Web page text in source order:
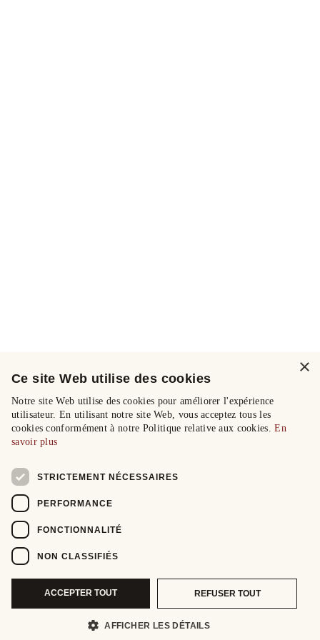
×
Ce site Web utilise des cookies
Notre site Web utilise des cookies pour améliorer l'expérience
utilisateur. En utilisant notre site Web, vous acceptez tous les
cookies conformément à notre Politique relative aux cookies.En
savoir plus
STRICTEMENT NÉCESSAIRES
PERFORMANCE
FONCTIONNALITÉ
NON CLASSIFIÉS
ACCEPTER TOUT REFUSER TOUT
AFFICHER LES DÉTAILS